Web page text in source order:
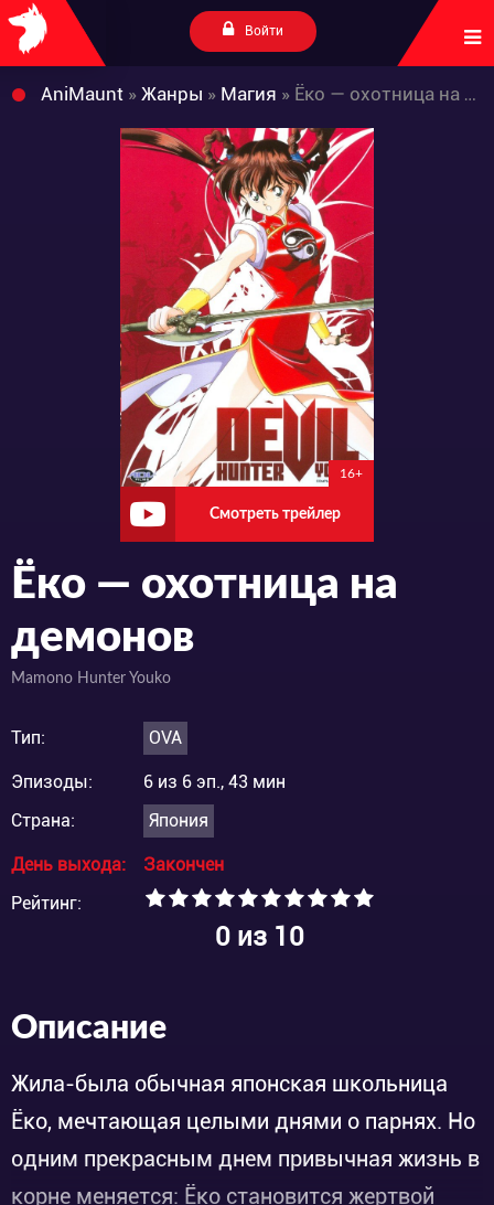
Войти
AniMaunt » Жанры » Магия » Ёко — охотница на демонов
16+
Смотреть трейлер
Ёко — охотница на
демонов
Mamono Hunter Youko
Тип: OVA
Эпизоды:
6 из 6 эп., 43 мин
Страна:
Япония
День выхода:
Закончен
Рейтинг:
0из 10
Описание
Жила-была обычная японская школьница
Ёко, мечтающая целыми днями о парнях. Но
одним прекрасным днем привычная жизнь в
корне меняется: Ёко становится жертвой